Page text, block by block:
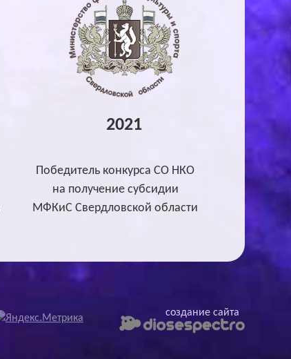
2021
Победитель конкурса СО НКО
на получение субсидии
МФКиС Свердловской области
cоздание сайта